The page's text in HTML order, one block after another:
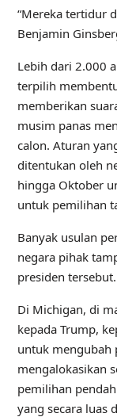
“Mereka tertidur
Benjamin
Lebih dari 2.000
terpilih
memberikan
musim panas
calon. Aturan
ditentukan oleh
hingga Oktober
untuk pemilihan
Banyak usulan
negara pihak
presiden tersebut.
Di Michigan, di
kepada Trump,
untuk mengubah
mengalokasikan
pemilihan
yang secara luas